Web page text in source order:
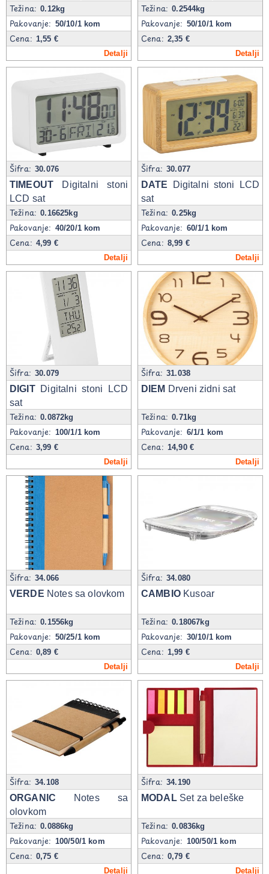
fotografije
Težina:0.12kg
Pakovanje: 50/10/1 kom
Cena: 1,55 €
Detalji
fotografije
Težina:0.2544kg
Pakovanje: 50/10/1 kom
Cena: 2,35 €
Detalji
Šifra:30.076
TIMEOUT Digitalni stoni
LCD sat
Težina:0.16625kg
Pakovanje: 40/20/1 kom
Cena: 4,99 €
Detalji
Šifra:30.077
DATE Digitalni stoni LCD
sat
Težina:0.25kg
Pakovanje: 60/1/1 kom
Cena: 8,99 €
Detalji
Šifra:30.079
DIGITDigitalni stoni LCD
sat
Težina:0.0872kg
Pakovanje: 100/1/1 kom
Cena: 3,99 €
Detalji
Šifra:31.038
DIEM Drveni zidni sat
Težina:0.71kg
Pakovanje: 6/1/1 kom
Cena: 14,90 €
Detalji
Šifra:34.066
VERDE Notes sa olovkom
Težina:0.1556kg
Pakovanje: 50/25/1 kom
Cena: 0,89 €
Detalji
Šifra:34.080
CAMBIOKusoar
Težina:0.18067kg
Pakovanje: 30/10/1 kom
Cena: 1,99 €
Detalji
Šifra:34.108
ORGANIC Notes sa
olovkom
Težina:0.0886kg
Pakovanje: 100/50/1 kom
Cena: 0,75 €
Detalji
Šifra:34.190
MODALSet za beleške
Težina:0.0836kg
Pakovanje: 100/50/1 kom
Cena: 0,79 €
Detalji